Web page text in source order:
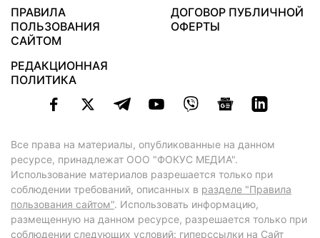
ПРАВИЛА
ПОЛЬЗОВАНИЯ
САЙТОМ
ДОГОВОР ПУБЛИЧНОЙ
ОФЕРТЫ
РЕДАКЦИОННАЯ
ПОЛИТИКА
Все права на материалы, опубликованные на данном
ресурсе, принадлежат ООО "ФОКУС МЕДИА".
Использование материалов разрешается только при
соблюдении требований, описанных в разделе "Правила
пользования сайтом". Использовать информацию,
размещенную на данном ресурсе, разрешается только при
соблюдении следующих условий: гиперссылки на Сайт